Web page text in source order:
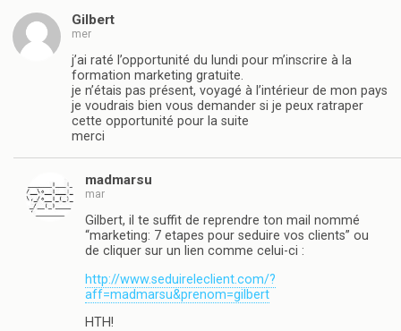
Gilbert
mer
j’ai raté l’opportunité du lundi pour m’inscrire à la
formation marketing gratuite.
je n’étais pas présent, voyagé à l’intérieur de mon pays
je voudrais bien vous demander si je peux ratraper
cette opportunité pour la suite
merci
madmarsu
mar
Gilbert, il te suffit de reprendre ton mail nommé
“marketing: 7 etapes pour seduire vos clients” ou
de cliquer sur un lien comme celui-ci :
http://www.seduireleclient.com/?
aff=madmarsu&prenom=gilbert
HTH!